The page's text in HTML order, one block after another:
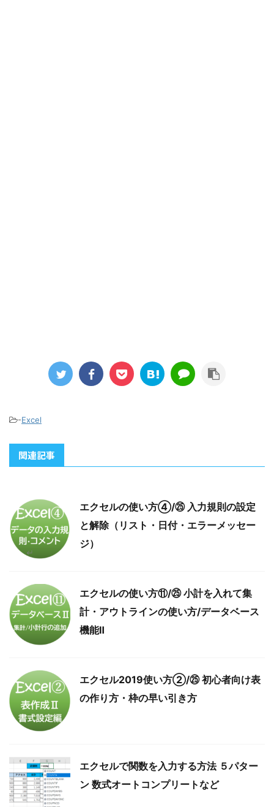
-Excel
関連記事
エクセルの使い方④/㉕ 入力規則の設定
と解除（リスト・日付・エラーメッセー
ジ）
エクセルの使い方⑪/㉕ 小計を入れて集
計・アウトラインの使い方/データベース
機能Ⅱ
エクセル2019使い方②/㉕ 初心者向け表
の作り方・枠の早い引き方
エクセルで関数を入力する方法 ５パター
ン 数式オートコンプリートなど